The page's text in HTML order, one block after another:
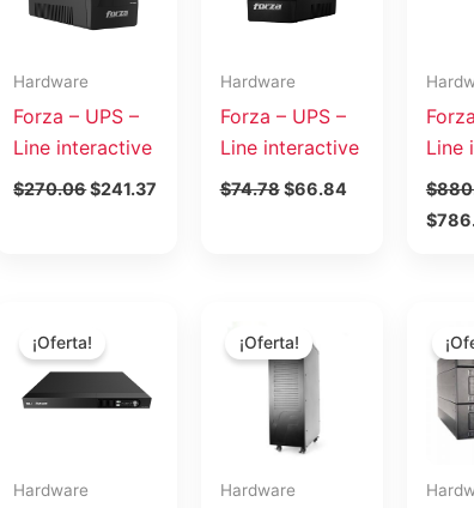
Hardware
Forza – UPS –
Line interactive
$270.06$241.37
Hardware
Forza – UPS –
Line interactive
$74.78 $66.84
Line
$
$
¡Oferta!
Hardware
precio
original
era:
$649.90.
precio
actual
es:
$580.85.
¡Oferta!
Hardware
precio
original
$1,996.51.
actual
es:
$1,784.38.
precio
era: